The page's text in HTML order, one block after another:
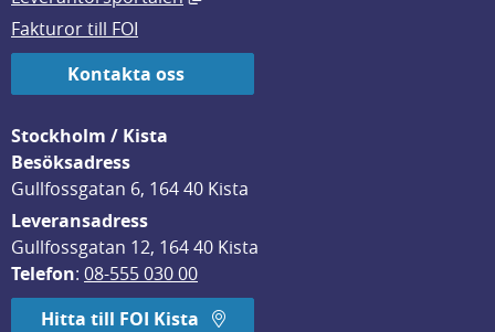
Fakturor till FOI
Kontakta oss
Stockholm / Kista
Besöksadress
Gullfossgatan 6, 164 40 Kista
Leveransadress
Gullfossgatan 12, 164 40 Kista
Telefon: 08-555 030 00
Hitta till FOI Kista